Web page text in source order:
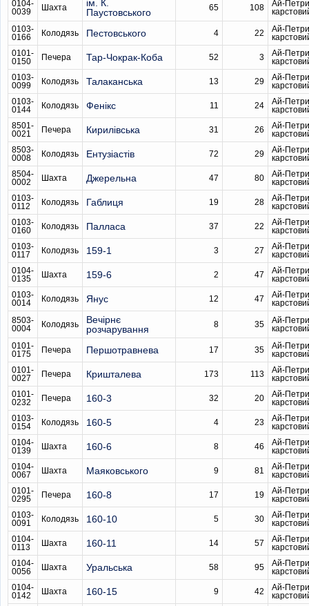
0104-
0039
Шахта
ім. К.
Паустовського
65 108
Ай-
0103-
0166
Колодязь Пестовського 4 22
Ай-
0101-
0150
Печера Тар-Чокрак-Коба 52 3
Ай-
0103-
0099
Колодязь Талаканська 13 29
Ай-
0103-
0144
Колодязь Фенікс 11 24
Ай-
8501-
0021
Печера Кирилівська 31 26
Ай-
8503-
0008
Колодязь Ентузіастів 72 29
Ай-
8504-
0002
Шахта Джерельна 47 80
Ай-
0103-
0112
Колодязь Габлиця 19 28
Ай-
0103-
0160
Колодязь Палласа 37 22
Ай-
0103-
0117
Колодязь 159-1 3 27
Ай-
0104-
0135
Шахта 159-6 2 47
Ай-
0103-
0014
Колодязь Янус 12 47
Ай-
8503-
0004
Колодязь
Вечірнє
розчарування
8 35
Ай-
0101-
0175
Печера Першотравнева 17 35
Ай-
0101-
0027
Печера Кришталева 173 113
Ай-
0101-
0232
Печера 160-3 32 20
Ай-
0103-
0154
Колодязь 160-5 4 23
Ай-
0104-
0139
Шахта 160-6 8 46
Ай-
0104-
0067
Шахта Маяковського 9 81
Ай-
0101-
0295
Печера 160-8 17 19
Ай-
0103-
0091
Колодязь 160-10 5 30
Ай-
0104-
0113
Шахта 160-11 14 57
Ай-
0104-
0056
Шахта Уральська 58 95
Ай-
0104-
0142
Шахта 160-15 9 42
Ай-